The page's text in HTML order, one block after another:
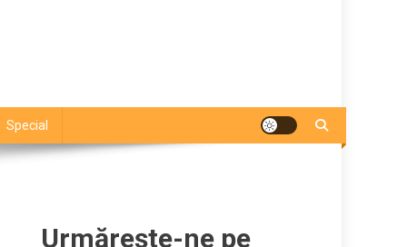
Special
Urmărește-ne pe